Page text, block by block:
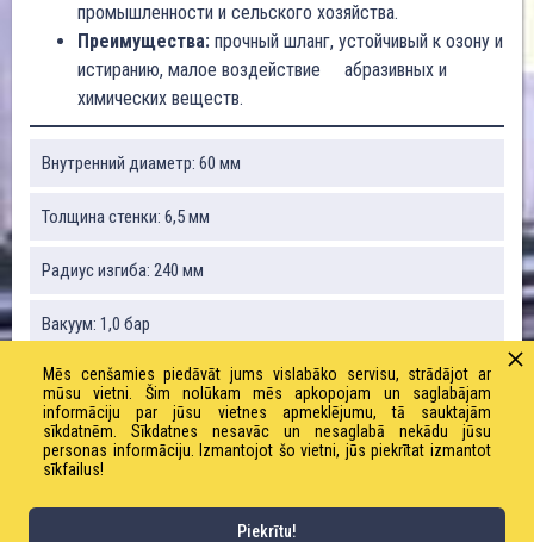
промышленности и сельского хозяйства.
Преимущества: прочный шланг, устойчивый к озону и
истиранию, малое воздействие абразивных и
химических веществ.
Внутренний диаметр: 60 мм
Толщина стенки: 6,5 мм
Радиус изгиба: 240 мм
Вакуум: 1,0 бар
Вес: 2000 г / м
Рабочее давление: 10,0 бар
Mēs cenšamies piedāvāt jums vislabāko servisu, strādājot ar
mūsu vietni. Šim nolūkam mēs apkopojam un saglabājam
informāciju par jūsu vietnes apmeklējumu, tā sauktajām
sīkdatnēm. Sīkdatnes nesavāc un nesaglabā nekādu jūsu
personas informāciju. Izmantojot šo vietni, jūs piekrītat izmantot
sīkfailus!
Piekrītu!